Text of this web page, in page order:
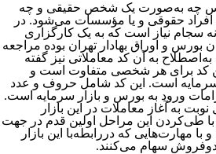
چه به‌صورت یک شخص حقیقی و چه
حقوقی و یا مؤسسات می‌شود. در
سجام نیاز است که به یک کارگزاری
بورس و اوراق بهادار تهران بوده مراجعه
به آن کد معاملاتی نیز گفته
کد برای هر شخصی متفاوت است و
است. این کد شامل حروف و عدد
ورود به بورس و بازار سرمایه است.
به آغاز معاملات در این بازار
طی‌کردن این مراحل اولین قدم در جهت
با مهارت‌هایی که دررابطه‌با این بازار
سهام می‌کنند.